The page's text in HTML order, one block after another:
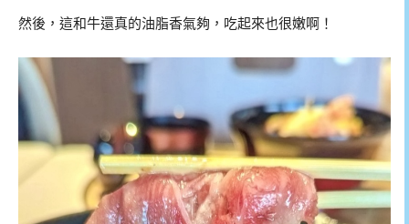
然後，這和牛還真的油脂香氣夠，吃起來也很嫩啊！